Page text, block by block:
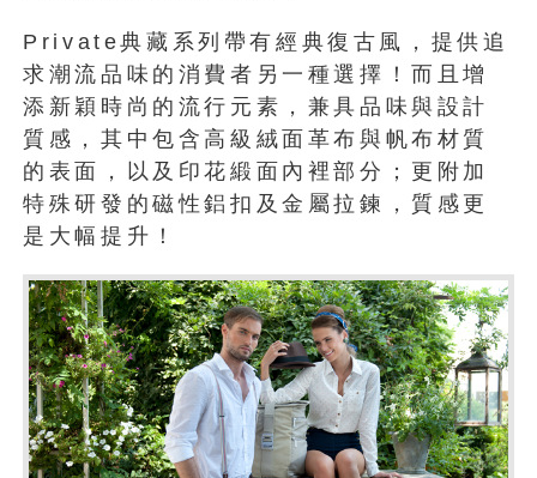
Private典藏系列帶有經典復古風，提供追
求潮流品味的消費者另一種選擇！而且增
添新穎時尚的流行元素，兼具品味與設計
質感，其中包含高級絨面革布與帆布材質
的表面，以及印花緞面內裡部分；更附加
特殊研發的磁性鋁扣及金屬拉鍊，質感更
是大幅提升！